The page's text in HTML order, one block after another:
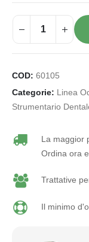
COD: 60105
Categorie: Linea
Strumentario
La maggior
Ordina ora
Trattative
Il minimo